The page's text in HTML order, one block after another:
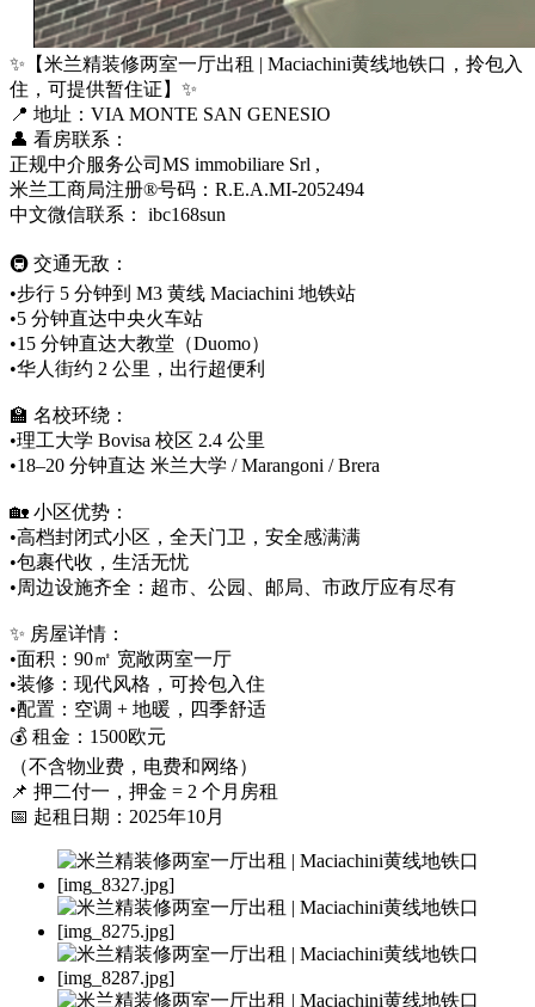
✨【米兰精装修两室一厅出租 | Maciachini黄线地铁口，拎包入
住，可提供暂住证】✨
📍 地址：VIA MONTE SAN GENESIO
👤 看房联系：
正规中介服务公司MS immobiliare Srl ,
米兰工商局注册®️号码：R.E.A.MI-2052494
中文微信联系： ibc168sun
🚇 交通无敌：
•步行 5 分钟到 M3 黄线 Maciachini 地铁站
•5 分钟直达中央火车站
•15 分钟直达大教堂（Duomo）
•华人街约 2 公里，出行超便利
🏫 名校环绕：
•理工大学 Bovisa 校区 2.4 公里
•18–20 分钟直达 米兰大学 / Marangoni / Brera
🏡 小区优势：
•高档封闭式小区，全天门卫，安全感满满
•包裹代收，生活无忧
•周边设施齐全：超市、公园、邮局、市政厅应有尽有
✨ 房屋详情：
•面积：90㎡ 宽敞两室一厅
•装修：现代风格，可拎包入住
•配置：空调 + 地暖，四季舒适
💰 租金：1500欧元
（不含物业费，电费和网络）
📌 押二付一，押金 = 2 个月房租
📅 起租日期：2025年10月